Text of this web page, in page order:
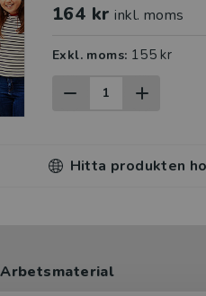
164 kr inkl. moms
Exkl. moms: 155 kr
Hitta produkten
Arbetsmaterial